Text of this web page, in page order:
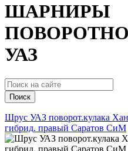
ШАРНИРЫ
УАЗ
Поиск
Шрус УАЗ поворот.кулака
гибрид. правый Саратов СиМ